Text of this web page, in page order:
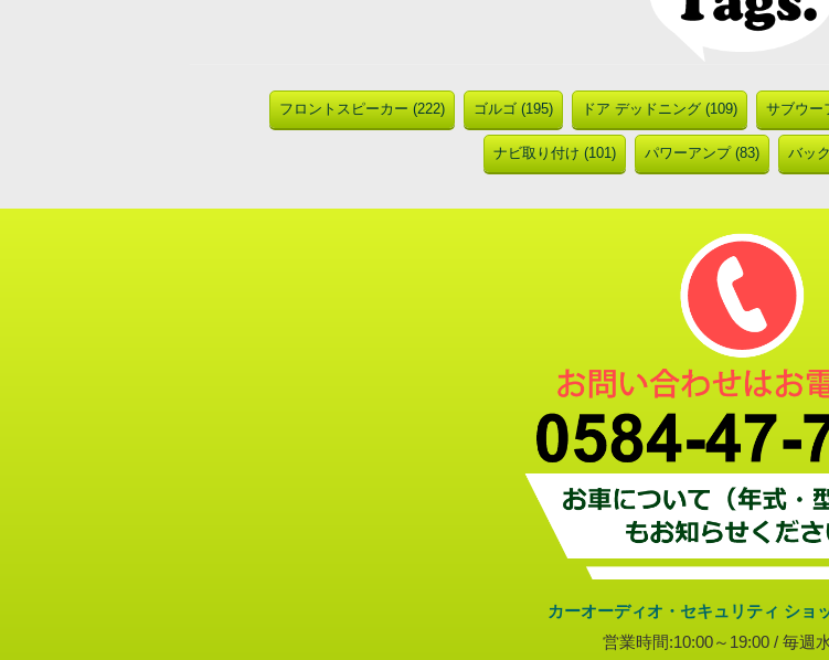
フロントスピーカー (222) ゴルゴ (195) ドア デッドニング (109) サブウー
ナビ取り付け (101) パワーアンプ (83) バッ
カーオーディオ・セキュリティ ショ
営業時間:10:00～19:00 / 毎週